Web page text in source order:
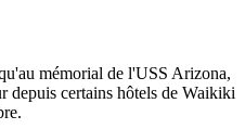
mémorial de l'USS Arizona,
depuis certains hôtels de Waikiki